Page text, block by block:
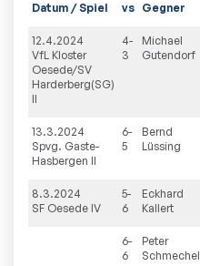
Datum / Spiel vs Gegner
12.4.2024
VfL Kloster
Oesede/SV
Harderberg(SG)
II
4-
3
Michael
Gutendorf
13.3.2024
Spvg. Gaste-
Hasbergen II
6-
5
Bernd
Lüssing
8.3.2024
SF Oesede IV
5-
6
Eckhard
Kallert
6-
6
Peter
Schmechel